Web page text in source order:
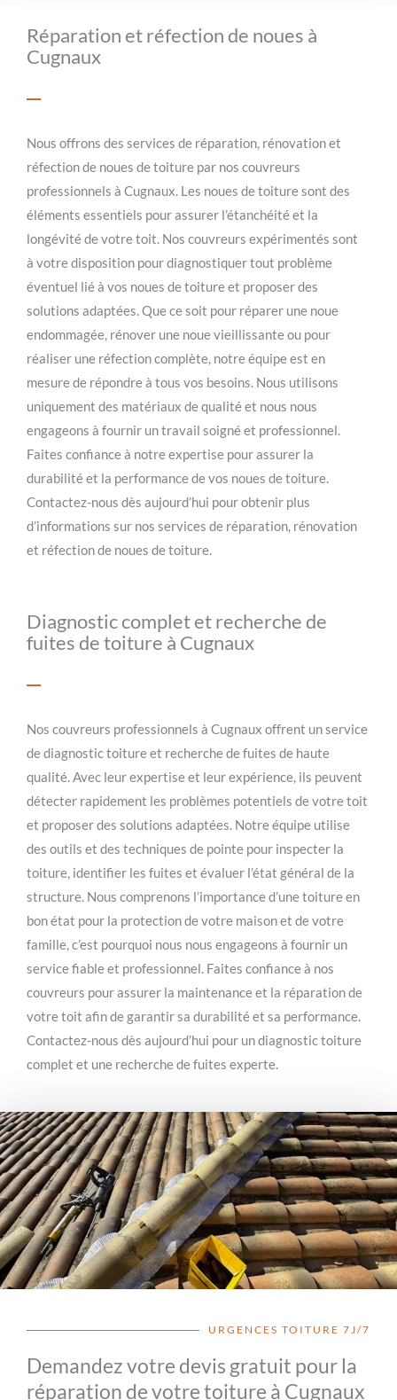
Réparation et réfection de noues à
Cugnaux
Nous offrons des services de réparation, rénovation et
réfection de noues de toiture par nos couvreurs
professionnels à Cugnaux. Les noues de toiture sont des
éléments essentiels pour assurer l’étanchéité et la
longévité de votre toit. Nos couvreurs expérimentés sont
à votre disposition pour diagnostiquer tout problème
éventuel lié à vos noues de toiture et proposer des
solutions adaptées. Que ce soit pour réparer une noue
endommagée, rénover une noue vieillissante ou pour
réaliser une réfection complète, notre équipe est en
mesure de répondre à tous vos besoins. Nous utilisons
uniquement des matériaux de qualité et nous nous
engageons à fournir un travail soigné et professionnel.
Faites confiance à notre expertise pour assurer la
durabilité et la performance de vos noues de toiture.
Contactez-nous dès aujourd’hui pour obtenir plus
d’informations sur nos services de réparation, rénovation
et réfection de noues de toiture.
Diagnostic complet et recherche de
fuites de toiture à Cugnaux
Nos couvreurs professionnels à Cugnaux offrent un service
de diagnostic toiture et recherche de fuites de haute
qualité. Avec leur expertise et leur expérience, ils peuvent
détecter rapidement les problèmes potentiels de votre toit
et proposer des solutions adaptées. Notre équipe utilise
des outils et des techniques de pointe pour inspecter la
toiture, identifier les fuites et évaluer l’état général de la
structure. Nous comprenons l’importance d’une toiture en
bon état pour la protection de votre maison et de votre
famille, c’est pourquoi nous nous engageons à fournir un
service fiable et professionnel. Faites confiance à nos
couvreurs pour assurer la maintenance et la réparation de
votre toit afin de garantir sa durabilité et sa performance.
Contactez-nous dès aujourd’hui pour un diagnostic toiture
complet et une recherche de fuites experte.
URGENCES TOITURE 7J/7
Demandez votre devis gratuit pour la
réparation de votre toiture à Cugnaux